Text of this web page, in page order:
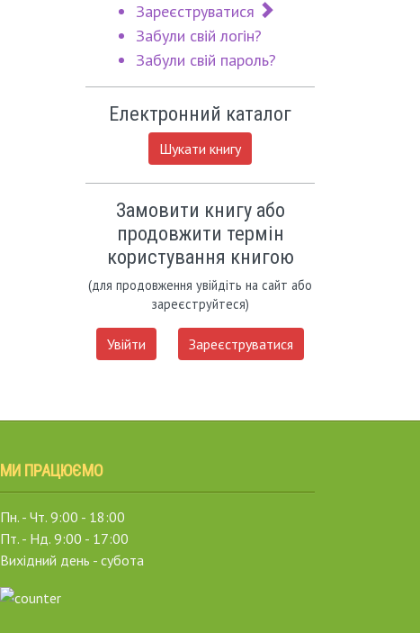
Зареєструватися
Забули свій логін?
Забули свій пароль?
Електронний каталог
Шукати книгу
Замовити книгу або
продовжити термін
користування книгою
(для продовження увійдіть на сайт або
зареєструйтеся)
Увійти Зареєструватися
МИ ПРАЦЮЄМО
Пн. - Чт. 9:00 - 18:00
Пт. - Нд. 9:00 - 17:00
Вихідний день - субота